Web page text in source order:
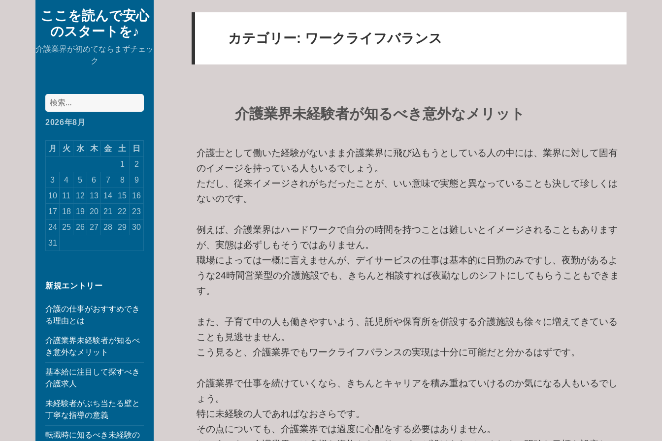
ここを読んで安心
のスタートを♪
介護業界が初めてならまずチェッ
ク
検
索:
2026年8月
月 火 水 木 金 土
日
1
2
3
4 5 6 7 8
9
10
11 12 13 14 15
16
17
18 19 20 21 22
23
24
25 26 27 28 29
30
31
新規エントリー
介護の仕事がおすすめでき
る理由とは
介護業界未経験者が知るべ
き意外なメリット
基本給に注目して探すべき
介護求人
未経験者がぶち当たる壁と
丁寧な指導の意義
転職時に知るべき未経験の
カテゴリー: ワークライフバランス
介護業界未経験者が知るべき意外なメリット
介護士として働いた経験がないまま介護業界に飛び込もうとしている人の中には、業界に対して固有
のイメージを持っている人もいるでしょう。
ただし、従来イメージされがちだったことが、いい意味で実態と異なっていることも決して珍しくは
ないのです。
例えば、介護業界はハードワークで自分の時間を持つことは難しいとイメージされることもあります
が、実態は必ずしもそうではありません。
職場によっては一概に言えませんが、デイサービスの仕事は基本的に日勤のみですし、夜勤があるよ
うな24時間営業型の介護施設でも、きちんと相談すれば夜勤なしのシフトにしてもらうこともできま
す。
また、子育て中の人も働きやすいよう、託児所や保育所を併設する介護施設も徐々に増えてきている
ことも見逃せません。
こう見ると、介護業界でもワークライフバランスの実現は十分に可能だと分かるはずです。
介護業界で仕事を続けていくなら、きちんとキャリアを積み重ねていけるのか気になる人もいるでし
ょう。
特に未経験の人であればなおさらです。
その点についても、介護業界では過度に心配をする必要はありません。